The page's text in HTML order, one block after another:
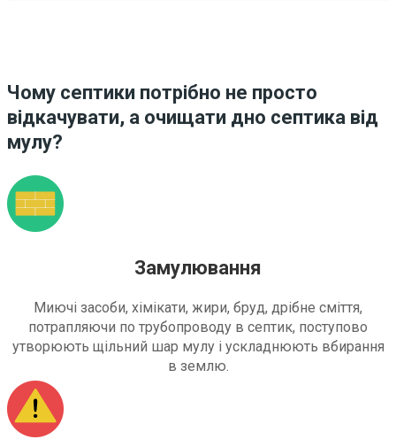
Чому септики потрібно не просто
відкачувати, а очищати дно септика від
мулу?
Замулювання
Миючі засоби, хімікати, жири, бруд, дрібне сміття,
потрапляючи по трубопроводу в септик, поступово
утворюють щільний шар мулу і ускладнюють вбирання
в землю.